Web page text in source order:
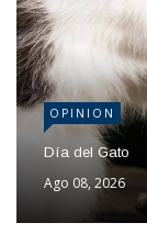
OPINION
Día del Gato
Ago 08, 2026